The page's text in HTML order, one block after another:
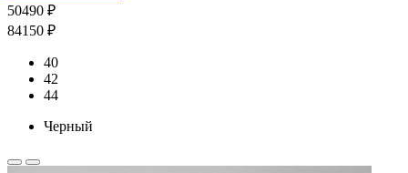
50490 ₽
84150 ₽
40
42
44
Черный